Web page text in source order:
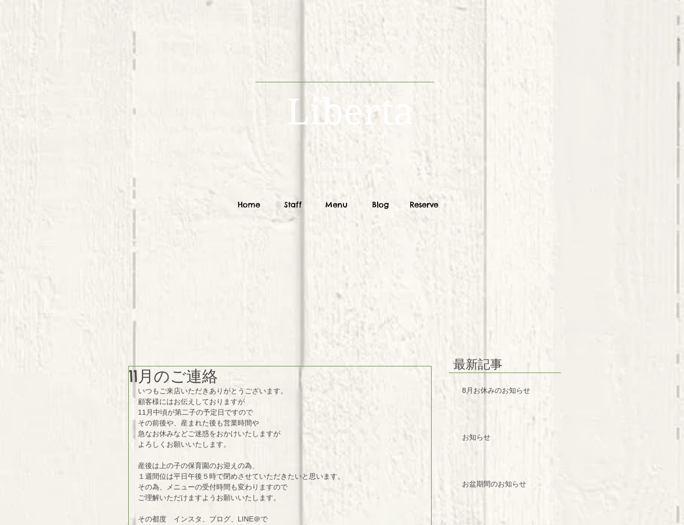
SINCE 2015
Liberta
HAIR SALON
Home Staff Menu Blog Reserve
11月のご連絡
いつもご来店いただきありがとうございます。
顧客様にはお伝えしておりますが
11月中頃が第二子の予定日ですので
その前後や、産まれた後も営業時間や
急なお休みなどご迷惑をおかけいたしますが
よろしくお願いいたします。
産後は上の子の保育園のお迎えの為、
１週間位は平日午後５時で閉めさせていただきたいと思います。
その為、メニューの受付時間も変わりますので
ご理解いただけますようお願いいたします。
その都度　インスタ、ブログ、LINE＠で
最新記事
8月お休みのお知らせ
お知らせ
お盆期間のお知らせ